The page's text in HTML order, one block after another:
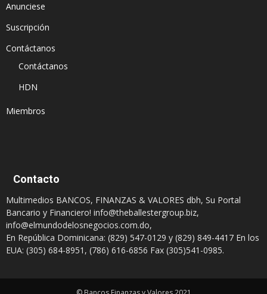
Anunciese
Suscripción
Contáctanos
Contáctanos
HDN
Miembros
Contacto
Multimedios BANCOS, FINANZAS & VALORES dbh, Su Portal
Bancario y Financiero! info@theballestergroup.biz,
info@elmundodelosnegocios.com.do,
En República Dominicana: (829) 547-0129 y (829) 849-4417 En los
EUA: (305) 684-8951, (786) 616-6856 Fax (305)541-0985.